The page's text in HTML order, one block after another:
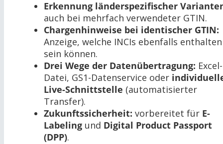
Erkennung länderspezifischer
auch bei mehrfach verwendeter GTIN.
Chargenhinweise bei identischer GTIN:
Anzeige, welche INCIs ebenfalls enthalten
sein können.
Drei Wege der Datenübertragung: Excel-
Datei, GS1-Datenservice oder
Live-Schnittstelle (automatisierter
Transfer).
Zukunftssicherheit: vorbereitet für E-
Labeling und Digital Product Passport
(DPP).